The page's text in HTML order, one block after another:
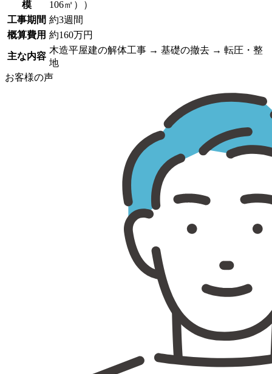
模
106㎡））
工事期間 約3週間
概算費用 約160万円
主な内容
木造平屋建の解体工事 → 基礎の撤去 → 転圧・整
地
お客様の声